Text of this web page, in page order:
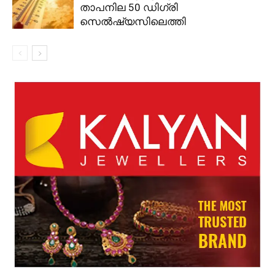
താപനില 50 ഡിഗ്രി
സെൽഷ്യസിലെത്തി